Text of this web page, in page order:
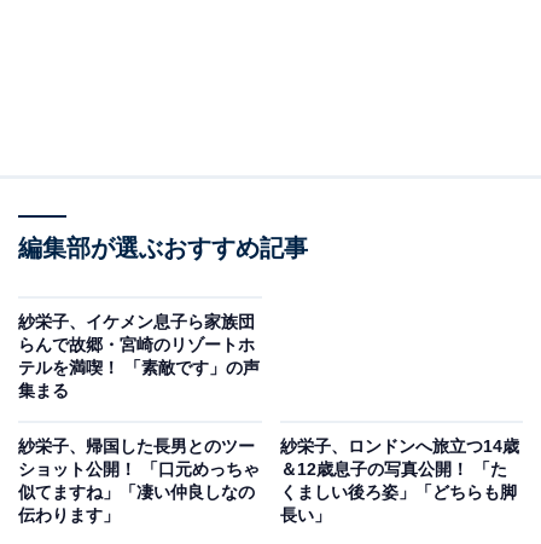
編集部が選ぶおすすめ記事
紗栄子、イケメン息子ら家族団
らんで故郷・宮崎のリゾートホ
テルを満喫！ 「素敵です」の声
集まる
紗栄子、帰国した長男とのツー
ショット公開！ 「口元めっちゃ
似てますね」「凄い仲良しなの
伝わります」
紗栄子、ロンドンへ旅立つ14歳
＆12歳息子の写真公開！ 「た
くましい後ろ姿」「どちらも脚
長い」